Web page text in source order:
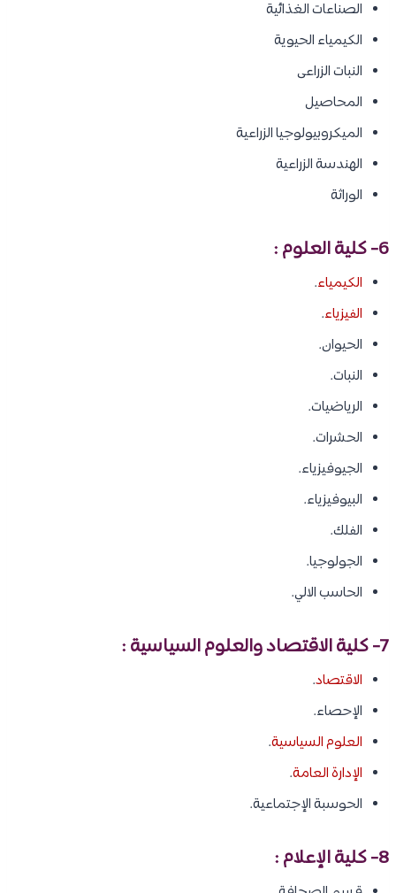
الصناعات الغذائية
الكيمياء الحيوية
النبات الزراعى
المحاصيل
الميكروبيولوجيا الزراعية
الهندسة الزراعية
الوراثة
6- كلية العلوم :
الكيمياء.
الفيزياء.
الحيوان.
النبات.
الرياضيات.
الحشرات.
الجيوفيزياء.
البيوفيزياء.
الفلك.
الجولوجيا.
الحاسب الالي.
7- كلية الاقتصاد والعلوم السياسية :
الاقتصاد.
الإحصاء.
العلوم السياسية.
الإدارة العامة.
الحوسبة الإجتماعية.
8- كلية الإعلام :